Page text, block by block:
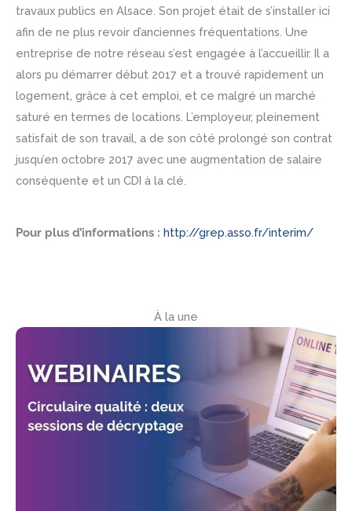
travaux publics en Alsace. Son projet était de s’installer ici
afin de ne plus revoir d’anciennes fréquentations. Une
entreprise de notre réseau s’est engagée à l’accueillir. Il a
alors pu démarrer début 2017 et a trouvé rapidement un
logement, grâce à cet emploi, et ce malgré un marché
saturé en termes de locations. L’employeur, pleinement
satisfait de son travail, a de son côté prolongé son contrat
jusqu’en octobre 2017 avec une augmentation de salaire
conséquente et un CDI à la clé.
Pour plus d’informations : http://grep.asso.fr/interim/
À la une